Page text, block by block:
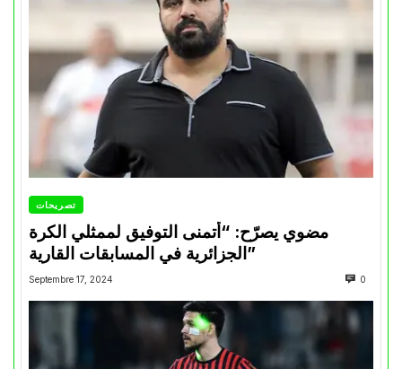
تصريحات
مضوي يصرّح: “أتمنى التوفيق لممثلي الكرة
الجزائرية في المسابقات القارية”
Septembre 17, 2024 0